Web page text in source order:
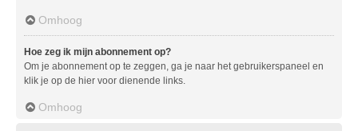
Omhoog
Hoe zeg ik mijn abonnement op?
Om je abonnement op te zeggen, ga je naar het gebruikerspaneel en
klik je op de hier voor dienende links.
Omhoog